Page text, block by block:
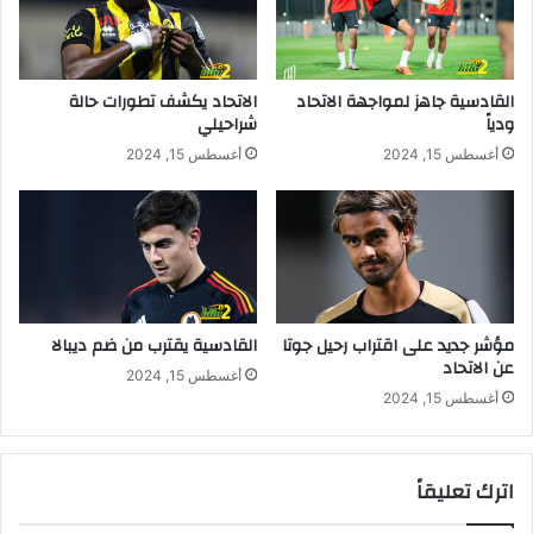
ب
م
ا
ل
ا
ن
ى
ا
د
ر
القادسية جاهز لمواجهة الاتحاد
ودياً
أغسطس 15, 2024
الاتحاد يكشف تطورات حالة
شراحيلي
أغسطس 15, 2024
مؤشر جديد على اقتراب رحيل جوتا
عن الاتحاد
أغسطس 15, 2024
القادسية يقترب من ضم ديبالا
أغسطس 15, 2024
اترك تعليقاً